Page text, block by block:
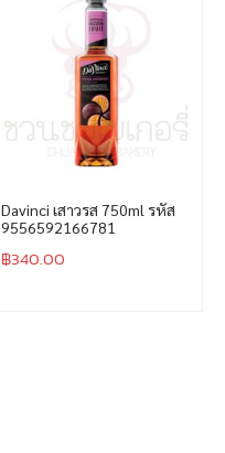
Davinci เสาวรส 750ml รหัส
9556592166781
฿340.00